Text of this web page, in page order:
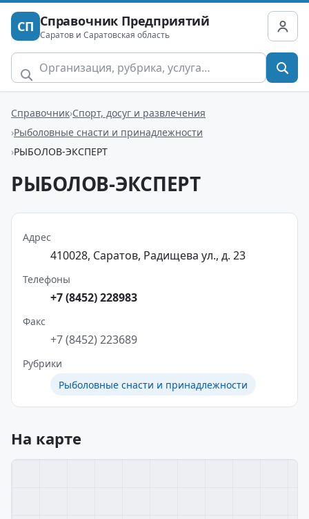
СП Справочник Предприятий
Саратов и Саратовская область
Справочник Спорт, досуг и развлечения
Рыболовные снасти и принадлежности
РЫБОЛОВ-ЭКСПЕРТ
РЫБОЛОВ-ЭКСПЕРТ
Адрес
410028, Саратов, Радищева ул., д. 23
Телефоны
+7 (8452) 228983
Факс
+7 (8452) 223689
Рубрики
Рыболовные снасти и принадлежности
На карте